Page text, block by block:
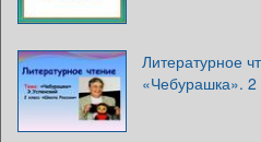
Литературное
«Чебурашка». 2